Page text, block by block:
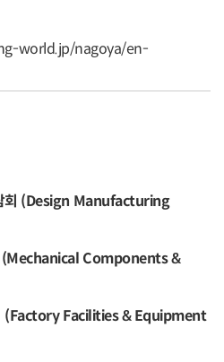
world.jp/nagoya/en-
회 (Design Manufacturing
(Mechanical Components &
(Factory Facilities & Equipment